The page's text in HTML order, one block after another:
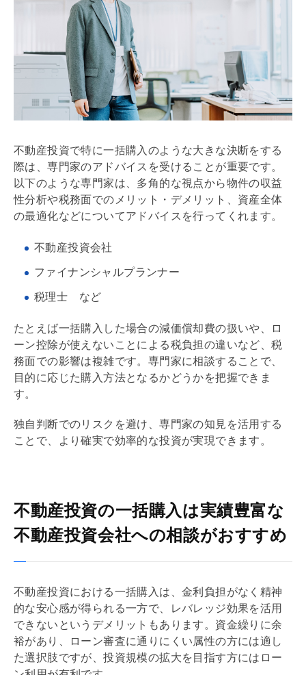
不動産投資で特に一括購入のような大きな決断をする
際は、専門家のアドバイスを受けることが重要です。
以下のような専門家は、多角的な視点から物件の収益
性分析や税務面でのメリット・デメリット、資産全体
の最適化などについてアドバイスを行ってくれます。
不動産投資会社
ファイナンシャルプランナー
税理士 など
たとえば一括購入した場合の減価償却費の扱いや、ロ
ーン控除が使えないことによる税負担の違いなど、税
務面での影響は複雑です。専門家に相談することで、
目的に応じた購入方法となるかどうかを把握できま
す。
独自判断でのリスクを避け、専門家の知見を活用する
ことで、より確実で効率的な投資が実現できます。
不動産投資の一括購入は実績豊富な
不動産投資会社への相談がおすすめ
不動産投資における一括購入は、金利負担がなく精神
的な安心感が得られる一方で、
レバレッジ効果を活用
できないというデメリットもあります。資金繰りに余
裕があり、ローン審査に通りにくい属性の方には適し
た選択肢ですが、投資規模の拡大を目指す方にはロー